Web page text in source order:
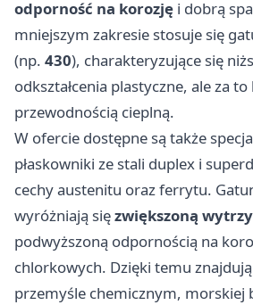
odporność na korozję i dobrą
mniejszym zakresie stosuje się
(np. 430), charakteryzujące się
odkształcenia plastyczne, ale za to
przewodnością cieplną.
W ofercie dostępne są także
płaskowniki ze stali duplex i
cechy austenitu oraz ferrytu.
wyróżniają sięzwiększoną
podwyższoną odpornością na
chlorkowych. Dzięki temu
przemyśle chemicznym, morskiej